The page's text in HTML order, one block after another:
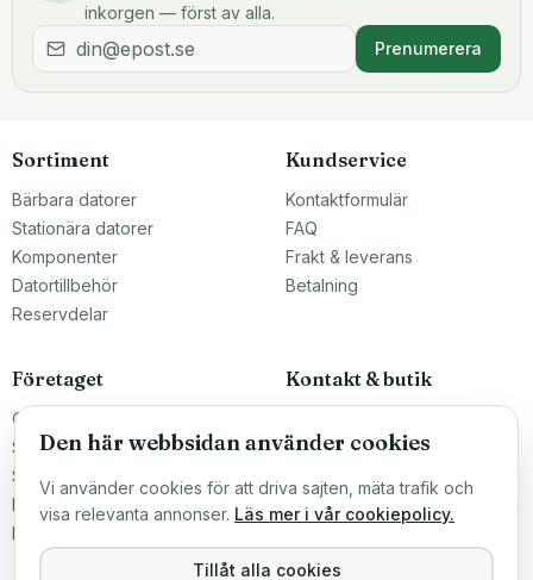
inkorgen — först av alla.
Prenumerera
Sortiment
Bärbara datorer
Stationära datorer
Komponenter
Datortillbehör
Reservdelar
Kundservice
Kontaktformulär
FAQ
Frakt & leverans
Betalning
Företaget
Om oss
Större inköp?
Sälj till oss
Köpvillkor
Integritetspolicy
Kontakt & butik
Malmö, Sverige
ÖPPETTIDER
Mån–Fre 10–16
Hitta hit →
Den här webbsidan använder cookies
Vi använder cookies för att driva sajten, mäta trafik och
visa relevanta annonser. Läs mer i vår cookiepolicy.
Tillåt alla cookies